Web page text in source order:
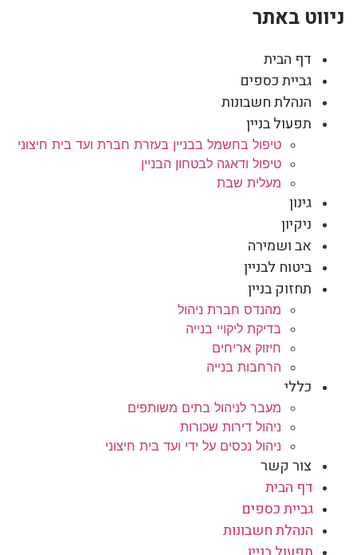
ניווט באתר
דף הבית
גביית כספים
הנהלת חשבונות
תפעול בניין
טיפול בחשמל בבניין בעזרת חברת ועד בית חיצוני
טיפול ודאגה לבטחון הבניין
מעלית שבת
גינון
ניקיון
אב ושמירה
ביטוח לבניין
תחזוק בניין
מהנדס חברת ניהול
בדיקת ליקויי בנייה
חיזוק אריחים
הרחבות בנייה
כללי
מעבר לניהול בתים משותפים
ניהול דירות שכורות
ניהול נכסים על ידי ועד בית חיצוני
צור קשר
דף הבית
גביית כספים
הנהלת חשבונות